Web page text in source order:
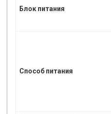
Блок питания
Способ питания